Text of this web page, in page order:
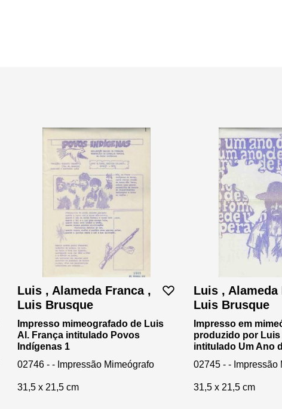
Luis , Alameda Franca ,
Luis Brusque
Impresso mimeografado de Luis
Al. França intitulado Povos
Indígenas 1
02746 - - Impressão Mimeógrafo
31,5 x 21,5 cm
Luis , Alameda
Luis Brusque
Impresso em
produzido por Luis
intitulado Um Ano
02745 - - Impressão
31,5 x 21,5 cm